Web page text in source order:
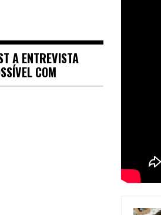
A ENTREVISTA
COM